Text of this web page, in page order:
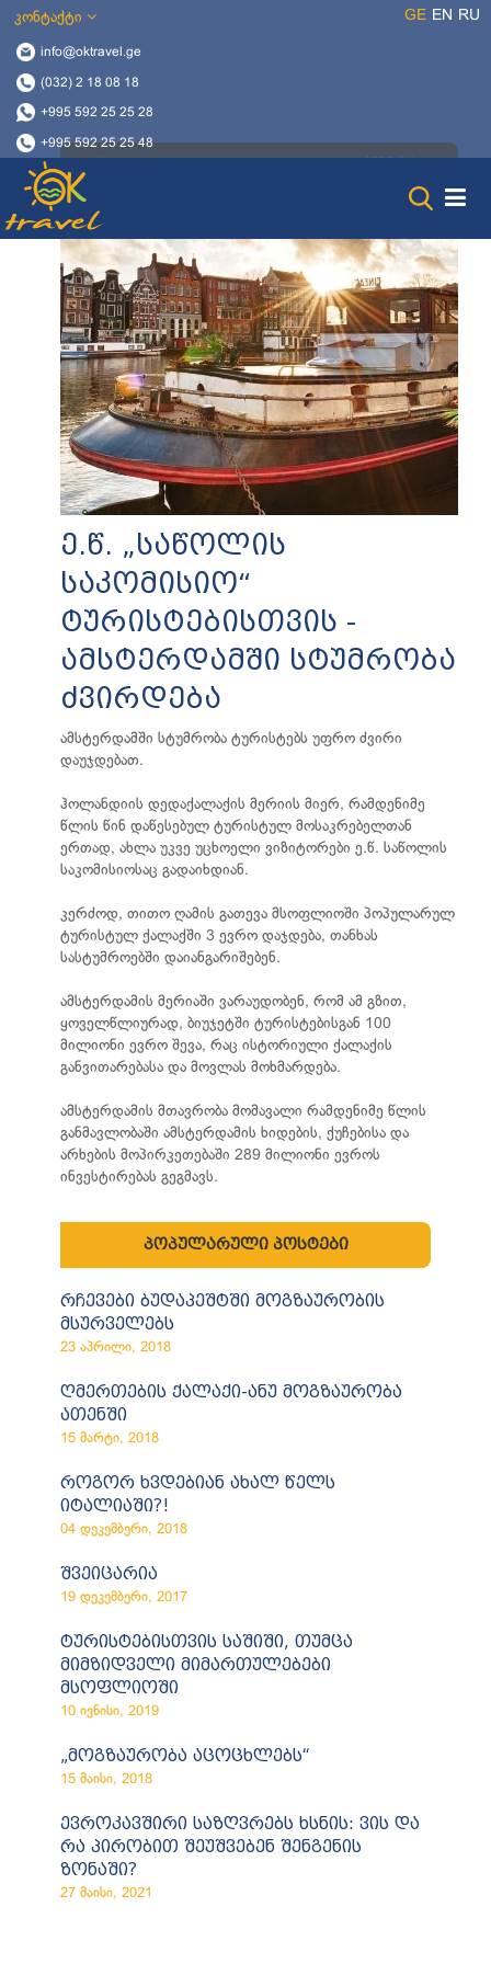
კონტაქტი
info@oktravel.ge
(032) 2 18 08 18
+995 592 25 25 28
+995 592 25 25 48
GE EN RU
ე.წ. „საწოლის
საკომისიო“
ტურისტებისთვის -
ამსტერდამში სტუმრობა
ძვირდება
ამსტერდამში სტუმრობა ტურისტებს უფრო ძვირი
დაუჯდებათ.
ჰოლანდიის დედაქალაქის მერიის მიერ, რამდენიმე
წლის წინ დაწესებულ ტურისტულ მოსაკრებელთან
ერთად, ახლა უკვე უცხოელი ვიზიტორები ე.წ. საწოლის
საკომისიოსაც გადაიხდიან.
კერძოდ, თითო ღამის გათევა მსოფლიოში პოპულარულ
ტურისტულ ქალაქში 3 ევრო დაჯდება, თანხას
სასტუმროებში დაიანგარიშებენ.
ამსტერდამის მერიაში ვარაუდობენ, რომ ამ გზით,
ყოველწლიურად, ბიუჯეტში ტურისტებისგან 100
მილიონი ევრო შევა, რაც ისტორიული ქალაქის
განვითარებასა და მოვლას მოხმარდება.
ამსტერდამის მთავრობა მომავალი რამდენიმე წლის
განმავლობაში ამსტერდამის ხიდების, ქუჩებისა და
არხების მოპირკეთებაში 289 მილიონი ევროს
ინვესტირებას გეგმავს.
პოპულარული პოსტები
რჩევები ბუდაპეშტში მოგზაურობის
მსურველებს
23 აპრილი, 2018
ღმერთების ქალაქი-ანუ მოგზაურობა
ათენში
15 მარტი, 2018
როგორ ხვდებიან ახალ წელს
იტალიაში?!
04 დეკემბერი, 2018
შვეიცარია
19 დეკემბერი, 2017
ტურისტებისთვის საშიში, თუმცა
მიმზიდველი მიმართულებები
მსოფლიოში
10 ივნისი, 2019
„მოგზაურობა აცოცხლებს“
15 მაისი, 2018
ევროკავშირი საზღვრებს ხსნის: ვის და
რა პირობით შეუშვებენ შენგენის
ზონაში?
27 მაისი, 2021